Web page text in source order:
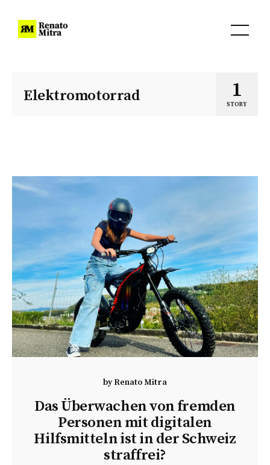
Elektromotorrad 1
STORY
byRenato Mitra
Das Überwachen von fremden
Personen mit digitalen
Hilfsmitteln ist in der Schweiz
straffrei?